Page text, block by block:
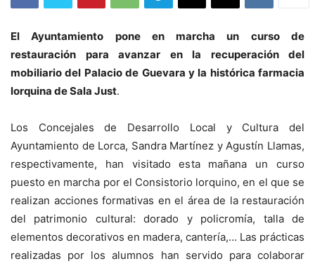
El Ayuntamiento pone en marcha un curso de
restauración para avanzar en la recuperación del
mobiliario del Palacio de Guevara y la histórica farmacia
lorquina de Sala Just.
Los Concejales de Desarrollo Local y Cultura del
Ayuntamiento de Lorca, Sandra Martínez y Agustín Llamas,
respectivamente, han visitado esta mañana un curso
puesto en marcha por el Consistorio lorquino, en el que se
realizan acciones formativas en el área de la restauración
del patrimonio cultural: dorado y policromía, talla de
elementos decorativos en madera, cantería,… Las prácticas
realizadas por los alumnos han servido para colaborar